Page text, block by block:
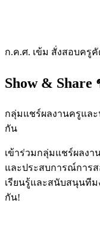
ก.ค.ศ. เข้ม สั่งสอบครู
Show & Share
กลุ่มแชร์ผลงานครูและ
กัน
เข้าร่วมกลุ่มแชร์ผลงา
และประสบการณ์การ
เรียนรู้และสนับสนุนที
กัน!